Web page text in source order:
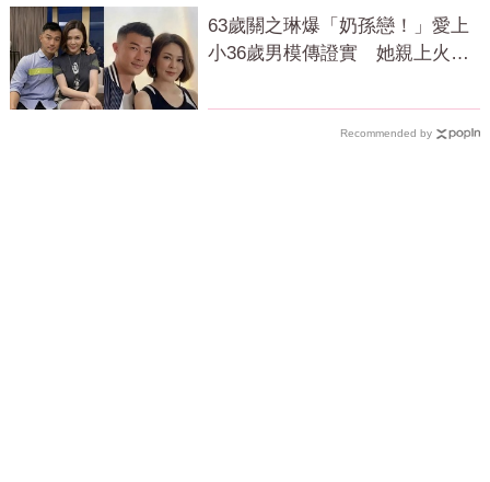
63歲關之琳爆「奶孫戀！」愛上
小36歲男模傳證實 她親上火線
Recommended by